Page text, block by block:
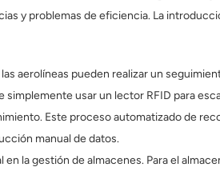
y problemas de eficiencia. La
aerolíneas pueden realizar un
usar un lector RFID para
Este proceso automatizado de
manual de datos.
la gestión de almacenes. Para el